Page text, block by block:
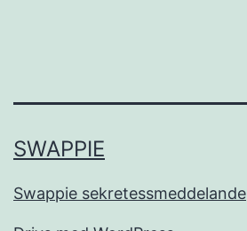
SWAPPIE
Swappie sekretessmeddelande